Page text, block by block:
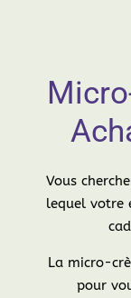
Vous
lequel votre
La micro-
pour